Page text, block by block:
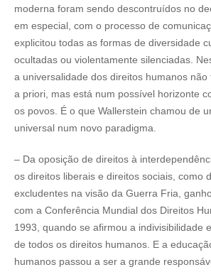
moderna foram sendo descontruídos no
em especial, com o processo de
explicitou todas as formas de diversidade
ocultadas ou violentamente silenciadas.
a universalidade dos direitos humanos
a priori, mas está num possível horizonte
os povos. É o que Wallerstein chamou de
universal num novo paradigma.
– Da oposição de direitos à
os direitos liberais e direitos sociais, como
excludentes na visão da Guerra Fria,
com a Conferência Mundial dos Direitos
1993, quando se afirmou a indivisibilidade
de todos os direitos humanos. E a
humanos passou a ser a grande